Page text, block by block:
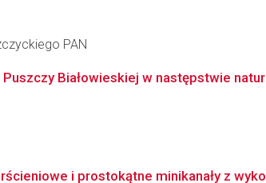
PAN
Białowieskiej w następstwie
i prostokątne minikanały z